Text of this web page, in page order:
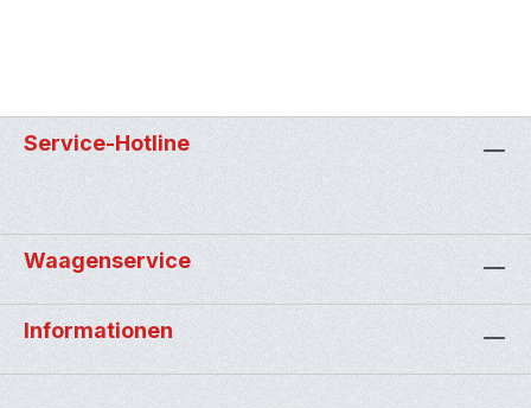
Service-Hotline
Waagenservice
Informationen